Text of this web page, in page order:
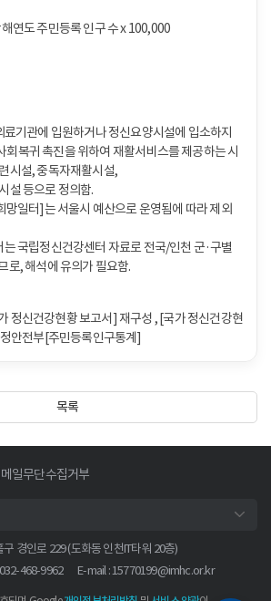
연도 주민등록 인구 수 x 100,000
료기관에 입원하거나 정신요양시설에 입소하지
회복귀 촉진을 위하여 재활서비스를 제공하는 시
시설, 중독자재활시설,
설 등으로 정의함.
망일터]는 서울시 예산으로 운영됨에 따라 제외
국립정신건강센터 자료로 전국/인천 군·구별
로, 해석에 유의가 필요함.
정신건강현황 보고서] 재구성 , [국가 정신건강현
안전부[주민등록인구통계]
목록
일무단수집거부
경인로 229 (도화동 인천IT타워 20층)
468-9962 E-mail :15770199@imhc.or.kr